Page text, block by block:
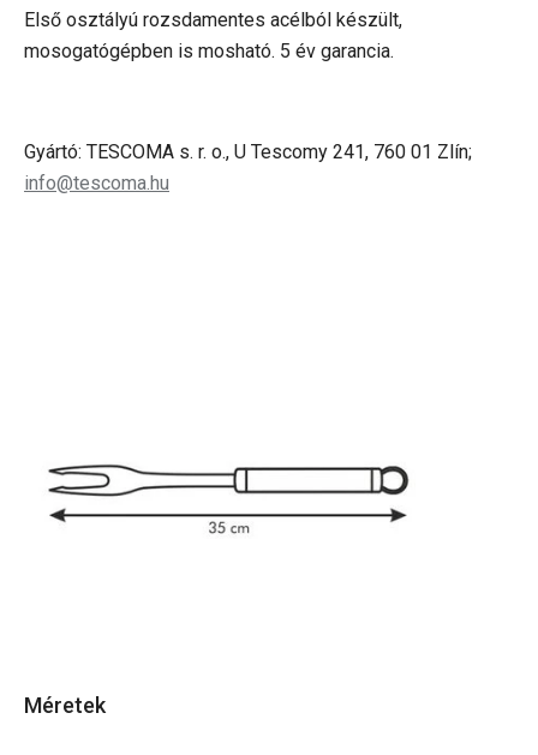
Első osztályú rozsdamentes acélból készült,
mosogatógépben is mosható. 5 év garancia.
Gyártó: TESCOMA s. r. o., U Tescomy 241, 760 01 Zlín;
info@tescoma.hu
Méretek